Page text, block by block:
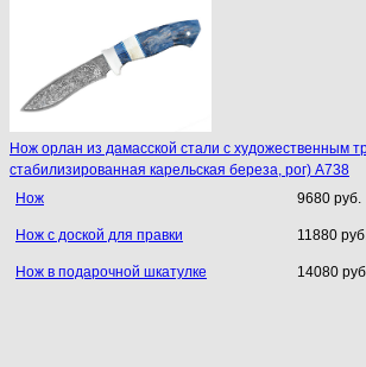
Нож орлан из дамасской стали с художественным
стабилизированная карельская береза, рог) A738
Нож
9680 руб.
Нож с доской для правки 11880
Нож в подарочной шкатулке 14080